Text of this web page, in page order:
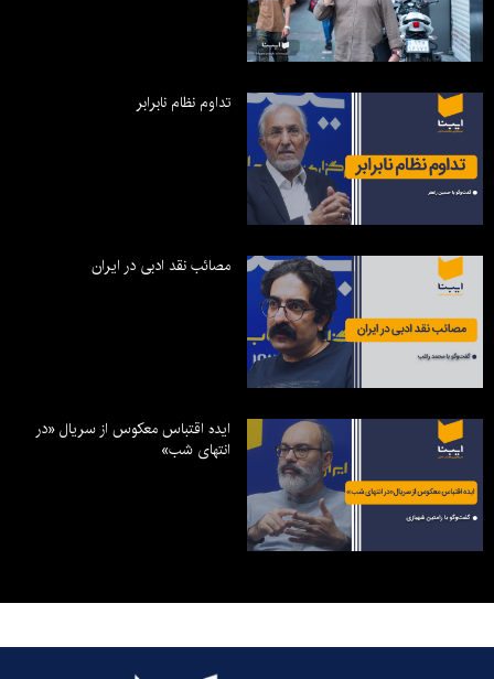
تداوم نظام نابرابر
مصائب نقد ادبی در ایران
ایده اقتباس معکوس از سریال «در
انتهای شب»